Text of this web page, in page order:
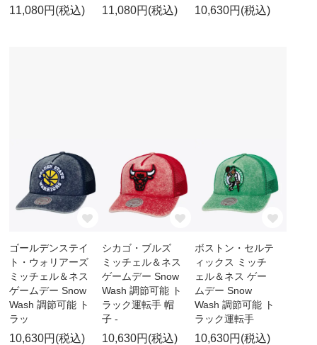
11,080円(税込) 11,080円(税込) 10,630円(税込)
ゴールデンステイ
ト・ウォリアーズ
ミッチェル＆ネス
ゲームデー Snow
Wash 調節可能 ト
ラッ
10,630円(税込)
シカゴ・ブルズ
ミッチェル＆ネス
ゲームデー Snow
Wash 調節可能 ト
ラック運転手 帽
子 -
10,630円(税込)
ボストン・セルテ
ィックス ミッチ
ェル＆ネス ゲー
ムデー Snow
Wash 調節可能 ト
ラック運転手
10,630円(税込)